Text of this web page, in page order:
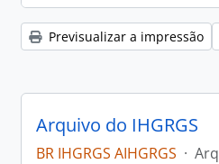
Previsualizar a impressão
Arquivo do IHGRGS
BR IHGRGS AIHGRGS ·